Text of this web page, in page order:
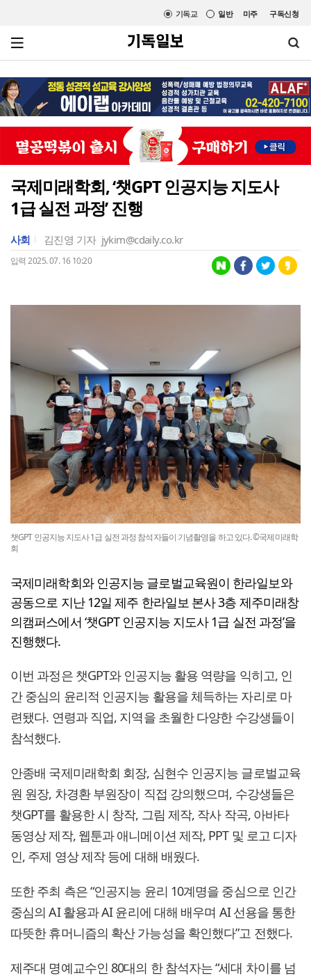
미주 구독신청
일반
기독교
국제미래학회, ‘챗GPT 인공지능 지도사
1급 실전 과정’ 진행
사회 김진영 기자 jykim@cdaily.co.kr
입력 2025. 07. 16 10:20
챗GPT 인공지능 지도사 1급 실전 과정 참석자들이 기념촬영을 하고 있다. ©국제미래학
회
국제미래학회와 인공지능 글로벌교육원이 한라일보와
공동으로 지난 12일 제주 한라일보 본사 3층 제주미래창
의캠퍼스에서 ‘챗GPT 인공지능 지도사 1급 실전 과정’을
진행했다.
이번 과정은 챗GPT와 인공지능 활용 역량을 익히고, 인
간 중심의 윤리적 인공지능 활용을 체득하는 자리로 마
련됐다. 연령과 직업, 지역을 초월한 다양한 수강생들이
참석했다.
안종배 국제미래학회 회장, 심현수 인공지능 글로벌교육
원 원장, 차경환 부원장이 직접 강의했으며, 수강생들은
챗GPT를 활용한 시 창작, 그림 제작, 작사 작곡, 아바타
동영상 제작, 웹툰과 애니메이션 제작, PPT 및 로고 디자
인, 주제 영상 제작 등에 대해 배웠다.
또한 주최 측은 “인공지능 윤리 10계명을 중심으로 인간
중심의 AI 활용과 AI 윤리에 대해 배우며 AI 선용을 통한
따뜻한 휴머니즘의 확산 가능성을 확인했다”고 전했다.
제주대 명예교수인 80대의 한 참석자는 “세대 차이를 넘